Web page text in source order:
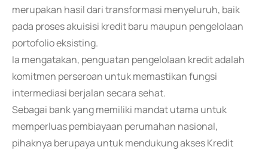
merupakan hasil dari transformasi menyeluruh, baik
pada proses akuisisi kredit baru maupun pengelolaan
portofolio eksisting.
Ia mengatakan, penguatan pengelolaan kredit adalah
komitmen perseroan untuk memastikan fungsi
intermediasi berjalan secara sehat.
Sebagai bank yang memiliki mandat utama untuk
memperluas pembiayaan perumahan nasional,
pihaknya berupaya untuk mendukung akses Kredit